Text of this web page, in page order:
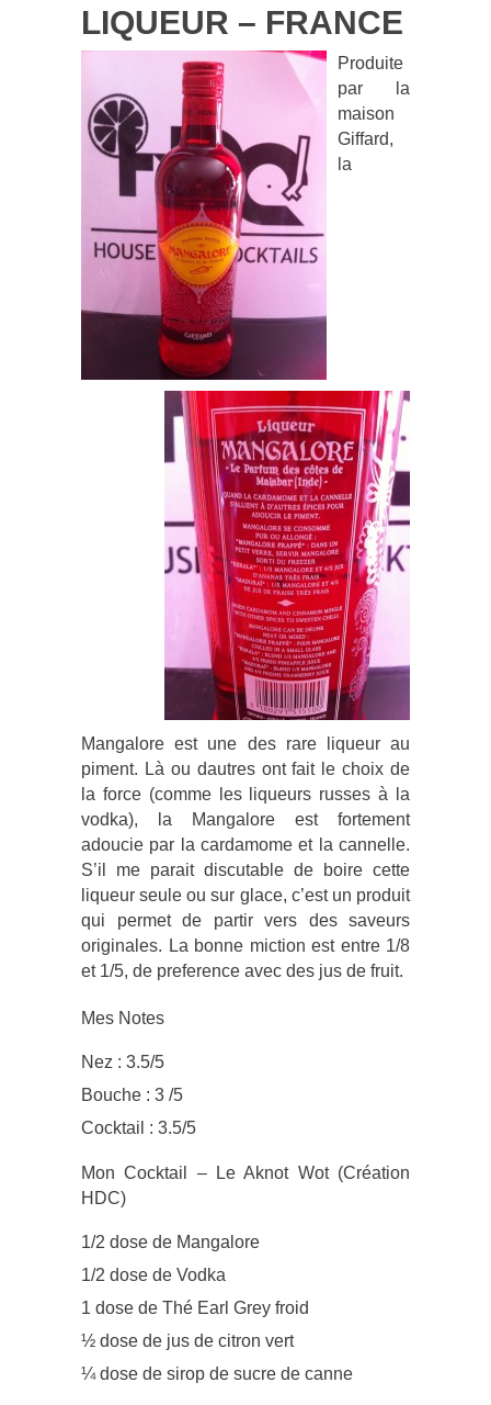
LIQUEUR – FRANCE
Produite
par la
maison
Giffard,
la
Mangalore est une des rare liqueur au
piment. Là ou dautres ont fait le choix de
la force (comme les liqueurs russes à la
vodka), la Mangalore est fortement
adoucie par la cardamome et la cannelle.
S’il me parait discutable de boire cette
liqueur seule ou sur glace, c’est un produit
qui permet de partir vers des saveurs
originales. La bonne miction est entre 1/8
et 1/5, de preference avec des jus de fruit.
Mes Notes
Nez : 3.5/5
Bouche : 3 /5
Cocktail : 3.5/5
Mon Cocktail – Le Aknot Wot (Création
HDC)
1/2 dose de Mangalore
1/2 dose de Vodka
1 dose de Thé Earl Grey froid
½ dose de jus de citron vert
¼ dose de sirop de sucre de canne